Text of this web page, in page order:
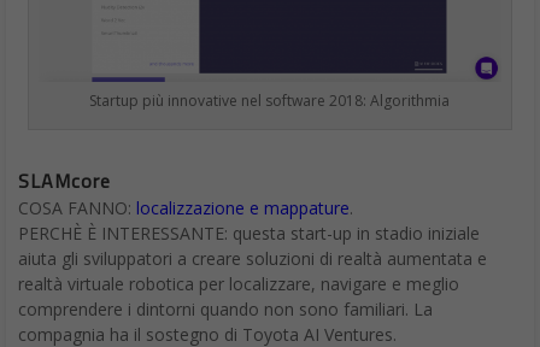
Startup più innovative nel software 2018: Algorithmia
SLAMcore
COSA FANNO: localizzazione e mappature.
PERCHÈ È INTERESSANTE: questa start-up in stadio iniziale
aiuta gli sviluppatori a creare soluzioni di realtà aumentata e
realtà virtuale robotica per localizzare, navigare e meglio
comprendere i dintorni quando non sono familiari. La
compagnia ha il sostegno di Toyota AI Ventures.